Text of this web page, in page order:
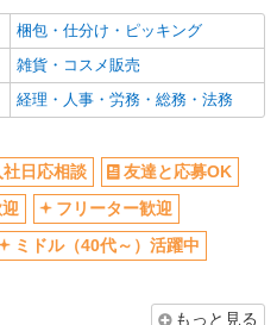
藤方１５８３－３
詳細を見る
浜店
ンスタッフ
高校）1087円以上 土日祝日50円
以降 25％（端数
1359円以上 土日祝日 1422円
≫ 三重県津市中河原2043
梱包・仕分け・ピッキング
雑貨・コスメ販売
経理・人事・労務・総務・法務
社日応相談
友達と応募OK
フリーター歓迎
ミドル（40代～）活躍中
もっと見る